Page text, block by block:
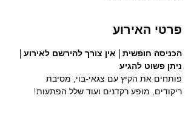
פרטי האירוע
הכניסה חופשית | אין צורך להירשם לאירוע |
ניתן פשוט להגיע
פותחים את הקיץ עם צגאי-בוי, מסיבת
ריקודים, מופע רקדנים ועוד שלל הפתעות!